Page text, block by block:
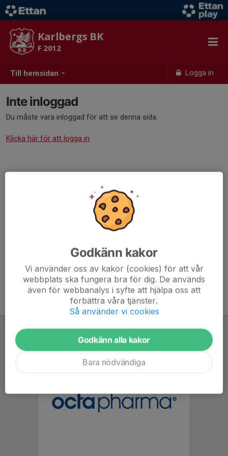
Till hemsidan Logga in
Karlbergs BK
F 2012
Inte inloggad
Du måste vara inloggad för att se denna sida.
Klicka här för att logga in
Godkänn kakor
Vi använder oss av kakor (cookies) för att vår
webbplats ska fungera bra för dig. De används
även för webbanalys i syfte att hjälpa oss att
förbättra våra tjänster.
Så använder vi cookies
Godkänn alla kakor
Bara nödvändiga